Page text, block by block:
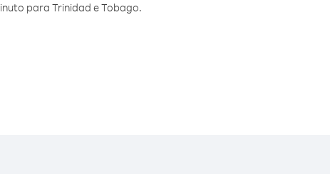
para Trinidad e Tobago.